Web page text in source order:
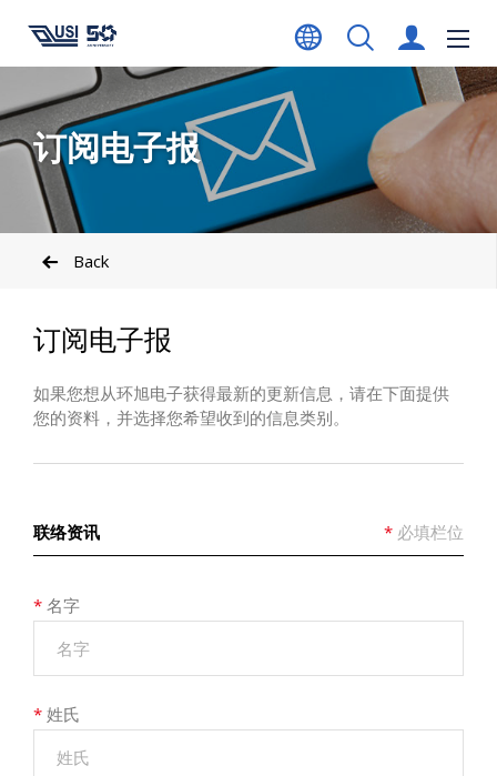
订阅电子报
Back
订阅电子报
如果您想从环旭电子获得最新的更新信息，请在下面提供
您的资料，并选择您希望收到的信息类别。
* 必填栏位
联络资讯
* 名字
* 姓氏